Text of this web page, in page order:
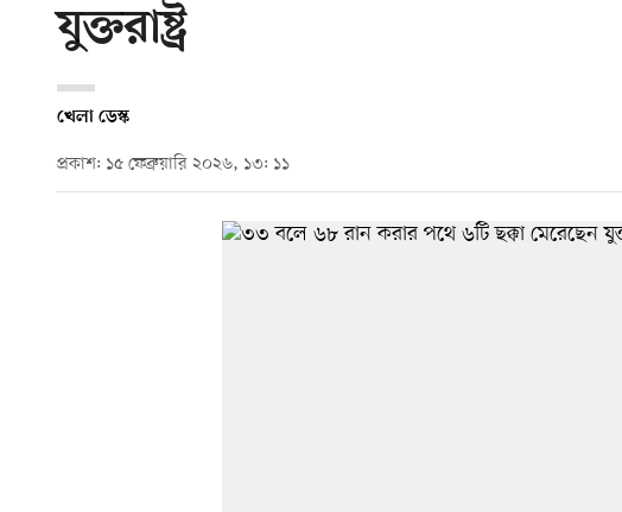
যুক্তরাষ্ট্র
খেলা ডেস্ক
প্রকাশ: ১৫ ফেব্রুয়ারি ২০২৬, ১৩: ১১